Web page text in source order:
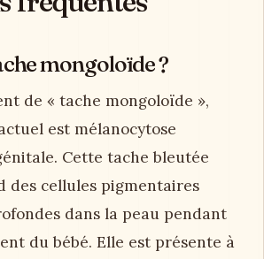
mongoloïde ?
de « tache mongoloïde »,
est mélanocytose
Cette tache bleutée
des cellules pigmentaires
dans la peau pendant
du bébé. Elle est présente à